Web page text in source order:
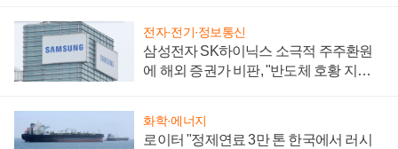
전자·전기·정보통신
삼성전자 SK하이닉스 소극적 주주환원
에 해외 증권가 비판, "반도체 호황 지속
화학·에너지
로이터 "정제연료 3만 톤 한국에서 러시